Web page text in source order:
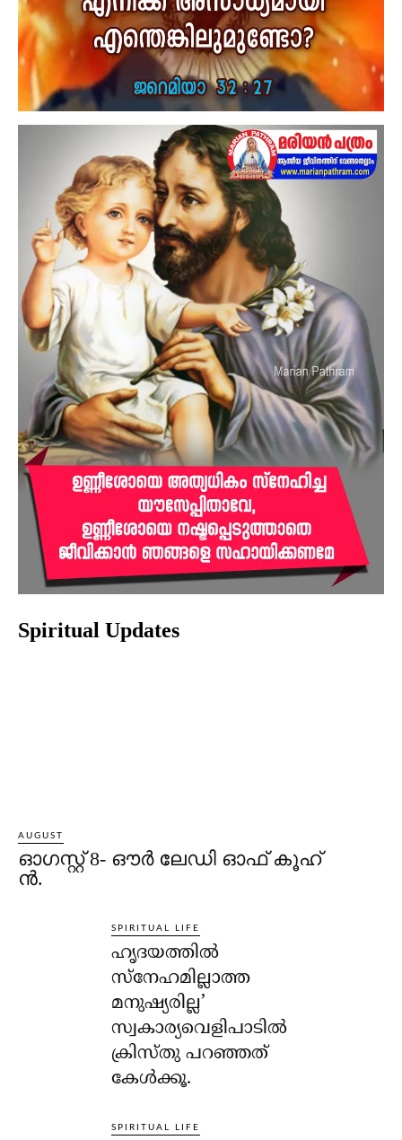
Spiritual Updates
AUGUST
ഓഗസ്റ്റ് 8- ഔര്‍ ലേഡി ഓഫ് കൂഹ്
ന്‍.
SPIRITUAL LIFE
ഹൃദയത്തില്‍
സ്‌നേഹമില്ലാത്ത
മനുഷ്യരില്ല’
സ്വകാര്യവെളിപാടില്‍
ക്രിസ്തു പറഞ്ഞത്
കേള്‍ക്കൂ.
SPIRITUAL LIFE